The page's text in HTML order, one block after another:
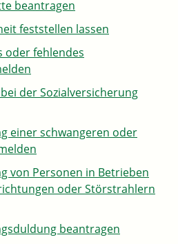
beantragen
feststellen lassen
oder fehlendes
der Sozialversicherung
einer schwangeren oder
von Personen in Betrieben
oder Störstrahlern
beantragen